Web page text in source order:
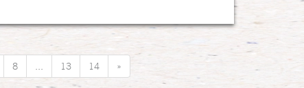
8 ... 13 14 »